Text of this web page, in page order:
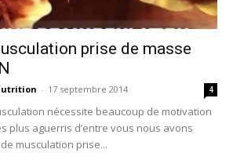
prise de masse
- 17 septembre 2014 4
nécessite beaucoup de motivation
plus aguerris d’entre vous nous avons
musculation prise...